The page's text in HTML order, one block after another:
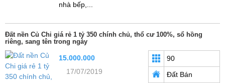
nhà bếp,...
Đất nền Củ Chi giá rẻ 1 tỷ 350 chính chủ, thổ cư 100%, sổ hồng
riêng, sang tên trong ngày
15.000.000
17/07/2019
90
Đất Bán